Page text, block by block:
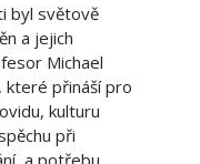
byl světově
a jejich
Michael
které přináší pro
kulturu
při
a potřebu